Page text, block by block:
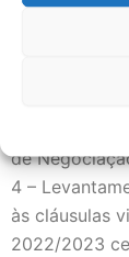
junto ao
júri-políticas
3 –
de
4 –
às cláusulas
2022/2023